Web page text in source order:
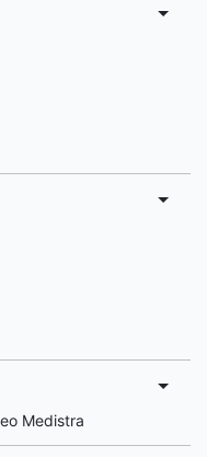
Medistra